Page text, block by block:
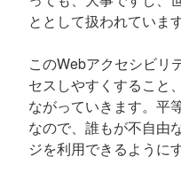
ととして扱われています
このWebアクセシビリ
セスしやすくすること
ながっていきます。平
なので、誰もが不自由
ジを利用できるように